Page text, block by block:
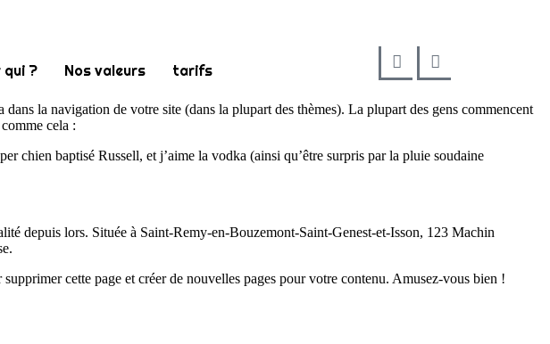
qui ? Nos valeurs tarifs
la navigation de votre site (dans la plupart des thèmes). La plupart des gens commencent
cela :
chien baptisé Russell, et j’aime la vodka (ainsi qu’être surpris par la pluie soudaine
depuis lors. Située à Saint-Remy-en-Bouzemont-Saint-Genest-et-Isson, 123 Machin
supprimer cette page et créer de nouvelles pages pour votre contenu. Amusez-vous bien !